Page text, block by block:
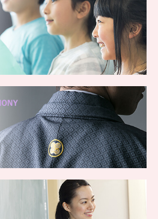
一蔵 郡山店
一蔵 金沢店
一蔵 弘前店
らぽーと新三郷店
一蔵 池袋店
蔵 京都烏丸店
一蔵 高槻店
一蔵 浜松店
蔵 鹿児島店
一蔵 富士店
蔵 宇都宮店
新宿三丁目店
ンドマークタワー店